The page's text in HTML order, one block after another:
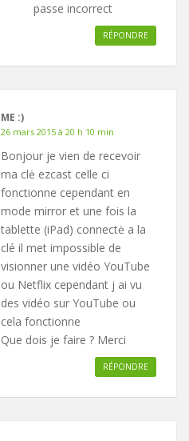
passe incorrect
RÉPONDRE
ME :)
26 mars 2015 à 20 h 10 min
Bonjour je vien de recevoir
ma clė ezcast celle ci
fonctionne cependant en
mode mirror et une fois la
tablette (iPad) connectė a la
clé il met impossible de
visionner une vidéo YouTube
ou Netflix cependant j ai vu
des vidéo sur YouTube ou
cela fonctionne
Que dois je faire ? Merci
RÉPONDRE